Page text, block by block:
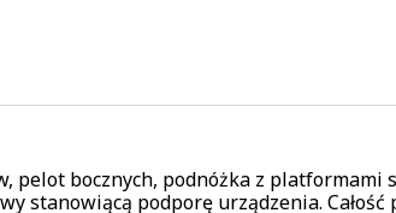
pelot bocznych, podnóżka z platformami
stanowiącą podporę urządzenia.